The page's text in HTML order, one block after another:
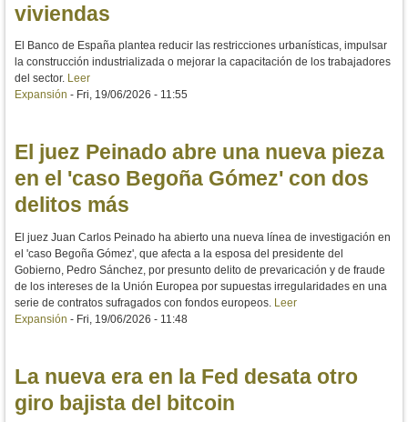
viviendas
El Banco de España plantea reducir las restricciones urbanísticas, impulsar
la construcción industrializada o mejorar la capacitación de los trabajadores
del sector. Leer
Expansión - Fri, 19/06/2026 - 11:55
El juez Peinado abre una nueva pieza
en el 'caso Begoña Gómez' con dos
delitos más
El juez Juan Carlos Peinado ha abierto una nueva línea de investigación en
el 'caso Begoña Gómez', que afecta a la esposa del presidente del
Gobierno, Pedro Sánchez, por presunto delito de prevaricación y de fraude
de los intereses de la Unión Europea por supuestas irregularidades en una
serie de contratos sufragados con fondos europeos. Leer
Expansión - Fri, 19/06/2026 - 11:48
La nueva era en la Fed desata otro
giro bajista del bitcoin